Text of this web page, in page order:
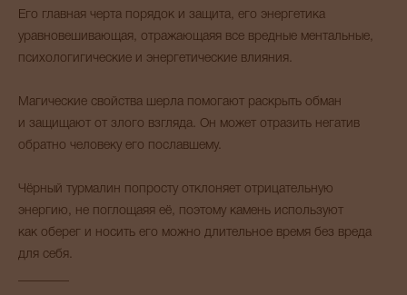
Его главная черта порядок и защита, его энергетика
уравновешивающая, отражающаяя все вредные ментальные,
психологигические и энергетические влияния.
Магические свойства шерла помогают раскрыть обман
и защищают от злого взгляда. Он может отразить негатив
обратно человеку его пославшему.
Чёрный турмалин попросту отклоняет отрицательную
энергию, не поглощаяя её, поэтому камень используют
как оберег и носить его можно длительное время без вреда
для себя.